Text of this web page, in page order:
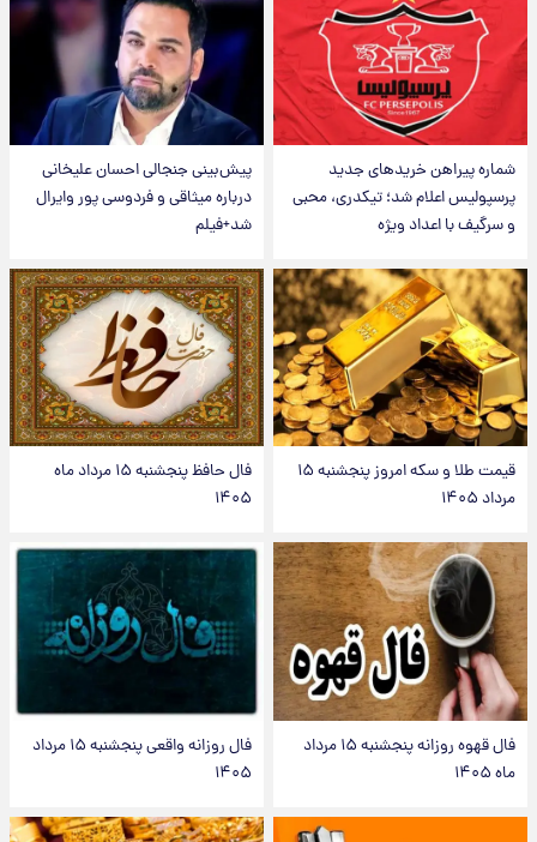
شماره پیراهن خریدهای جدید
پرسپولیس اعلام شد؛ تیکدری، محبی
و سرگیف با اعداد ویژه
پیش‌بینی جنجالی احسان علیخانی
درباره میثاقی و فردوسی پور وایرال
شد+فیلم
قیمت طلا و سکه امروز پنجشنبه ۱۵
مرداد ۱۴۰۵
فال حافظ پنجشنبه ۱۵ مرداد ماه
۱۴۰۵
فال قهوه روزانه پنجشنبه ۱۵ مرداد
ماه ۱۴۰۵
فال روزانه واقعی پنجشنبه ۱۵ مرداد
۱۴۰۵